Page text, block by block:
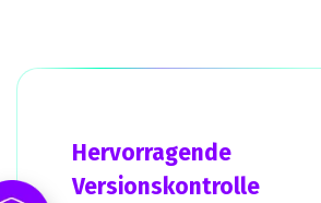
Hervorragende
Versionskontrolle